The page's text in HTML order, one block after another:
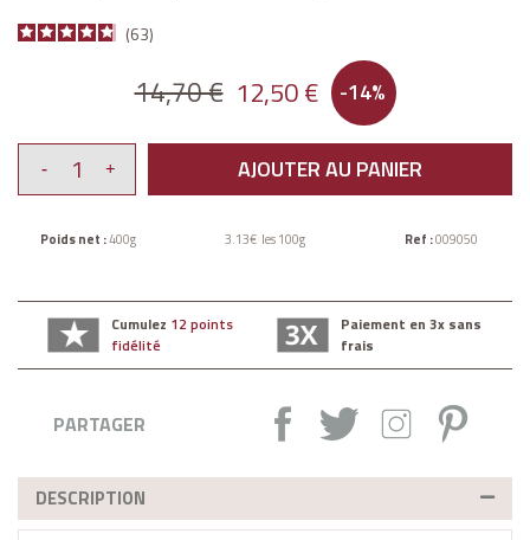
63
14,70 € 12,50 € -14%
AJOUTER AU PANIER
Poids net :400g 3.13€ les 100g Ref :009050
Cumulez 12 points
fidélité
Paiement en 3x sans
frais
PARTAGER Partager :Tweet Instagram
DESCRIPTION